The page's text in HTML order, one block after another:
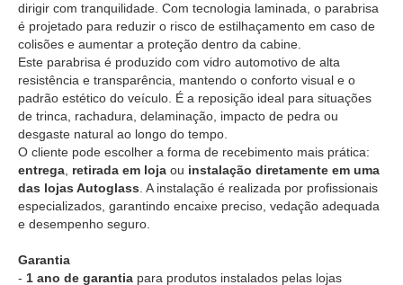
dirigir com tranquilidade. Com tecnologia laminada, o parabrisa
é projetado para reduzir o risco de estilhaçamento em caso de
colisões e aumentar a proteção dentro da cabine.
Este parabrisa é produzido com vidro automotivo de alta
resistência e transparência, mantendo o conforto visual e o
padrão estético do veículo. É a reposição ideal para situações
de trinca, rachadura, delaminação, impacto de pedra ou
desgaste natural ao longo do tempo.
O cliente pode escolher a forma de recebimento mais prática:
entrega retirada em loja ou instalação diretamente em uma
das lojas Autoglass . A instalação é realizada por profissionais
especializados, garantindo encaixe preciso, vedação adequada
e desempenho seguro.
Garantia
- 1 ano de garantia para produtos instalados pelas lojas